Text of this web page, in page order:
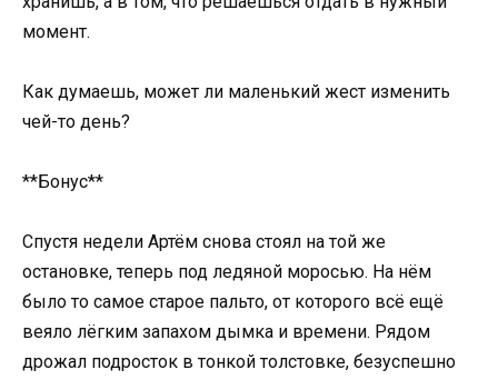
момент.
Как думаешь, может ли маленький жест изменить
чей-то день?
**Бонус**
Спустя недели Артём снова стоял на той же
остановке, теперь под ледяной моросью. На нём
было то самое старое пальто, от которого всё ещё
веяло лёгким запахом дымка и времени. Рядом
дрожал подросток в тонкой толстовке, безуспешно